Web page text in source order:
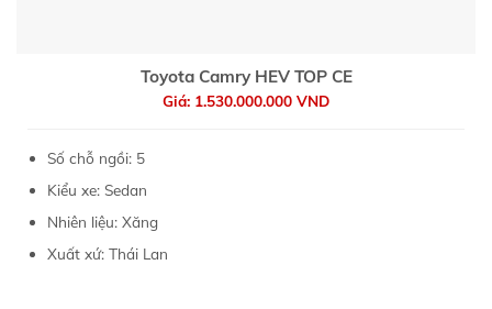
Toyota Camry HEV TOP CE
Giá: 1.530.000.000 VND
Số chỗ ngồi: 5
Kiểu xe: Sedan
Nhiên liệu: Xăng
Xuất xứ: Thái Lan